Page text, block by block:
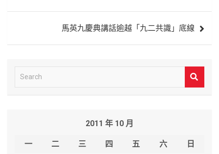
馬英九慶典講話逾越「九二共識」底線
e
2011 年 10 月
一 二 三 四 五 六
日